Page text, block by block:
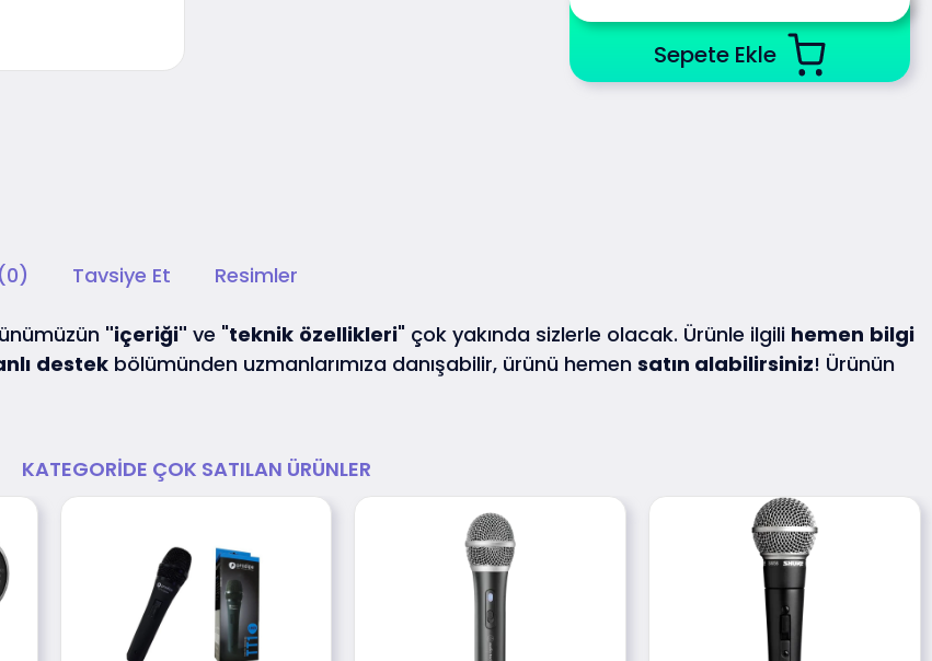
Sepete Ekle
Tavsiye Et Resimler
"içeriği" ve "teknik özellikleri" çok yakında sizlerle olacak. Ürünle ilgili hemen bilgi
destek bölümünden uzmanlarımıza danışabilir, ürünü hemen satın alabilirsiniz! Ürünün
KATEGORIDE ÇOK SATILAN ÜRÜNLER